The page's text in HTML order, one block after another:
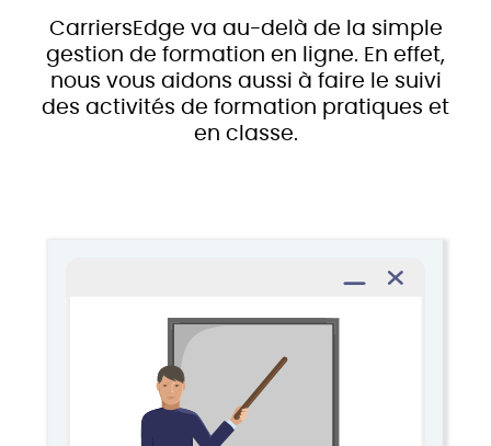
CarriersEdge va au-delà de la simple
gestion de formation en ligne. En effet,
nous vous aidons aussi à faire le suivi
des activités de formation pratiques et
en classe.